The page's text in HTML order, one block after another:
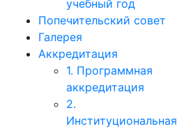
учебный год
Попечительский совет
Галерея
Аккредитация
1. Программная
аккредитация
2.
Институциональная